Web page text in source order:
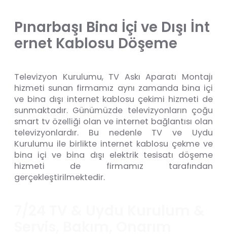
Pınarbaşı Bina İçi ve Dışı İnt
ernet Kablosu Döşeme
Televizyon Kurulumu, TV Askı Aparatı Montajı
hizmeti sunan firmamız aynı zamanda bina içi
ve bina dışı internet kablosu çekimi hizmeti de
sunmaktadır. Günümüzde televizyonların çoğu
smart tv özelliği olan ve internet bağlantısı olan
televizyonlardır. Bu nedenle TV ve Uydu
Kurulumu ile birlikte internet kablosu çekme ve
bina içi ve bina dışı elektrik tesisatı döşeme
hizmeti de firmamız tarafından
gerçekleştirilmektedir.